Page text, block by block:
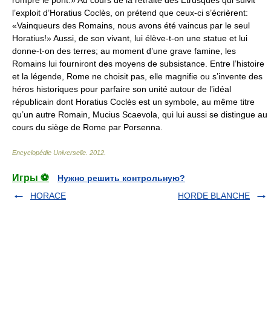
l’exploit d’Horatius Coclès, on prétend que ceux-ci s’écrièrent:
«Vainqueurs des Romains, nous avons été vaincus par le seul
Horatius!» Aussi, de son vivant, lui élève-t-on une statue et lui
donne-t-on des terres; au moment d’une grave famine, les
Romains lui fourniront des moyens de subsistance. Entre l’histoire
et la légende, Rome ne choisit pas, elle magnifie ou s’invente des
héros historiques pour parfaire son unité autour de l’idéal
républicain dont Horatius Coclès est un symbole, au même titre
qu’un autre Romain, Mucius Scaevola, qui lui aussi se distingue au
cours du siège de Rome par Porsenna.
Encyclopédie Universelle 2012
Игры ⚽
Нужно решить контрольную?
HORACE
HORDE BLANCHE